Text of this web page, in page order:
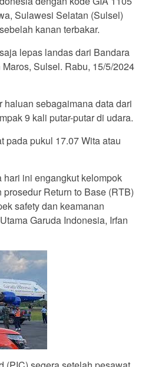
Sulawesi Selatan (Sulsel)
kanan terbakar.
lepas landas dari Bandara
Sulsel. Rabu, 15/5/2024
haluan sebagaimana data dari
9 kali putar-putar di udara.
pada pukul 17.07 Wita atau
hari ini engangkut kelompok
Return to Base (RTB)
safety dan keamanan
Garuda Indonesia, Irfan